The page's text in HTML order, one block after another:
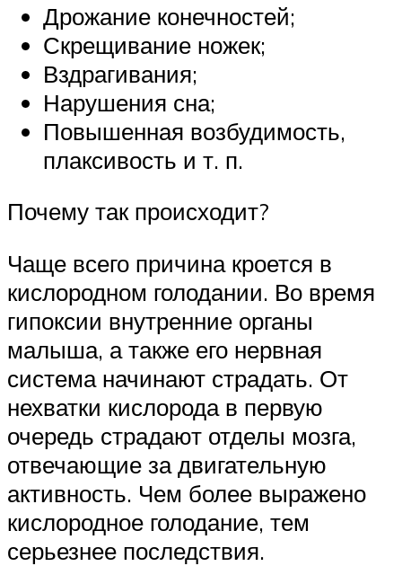
Дрожание конечностей;
Скрещивание ножек;
Вздрагивания;
Нарушения сна;
Повышенная возбудимость,
плаксивость и т. п.
Почему так происходит?
Чаще всего причина кроется в
кислородном голодании. Во время
гипоксии внутренние органы
малыша, а также его нервная
система начинают страдать. От
нехватки кислорода в первую
очередь страдают отделы мозга,
отвечающие за двигательную
активность. Чем более выражено
кислородное голодание, тем
серьезнее последствия.